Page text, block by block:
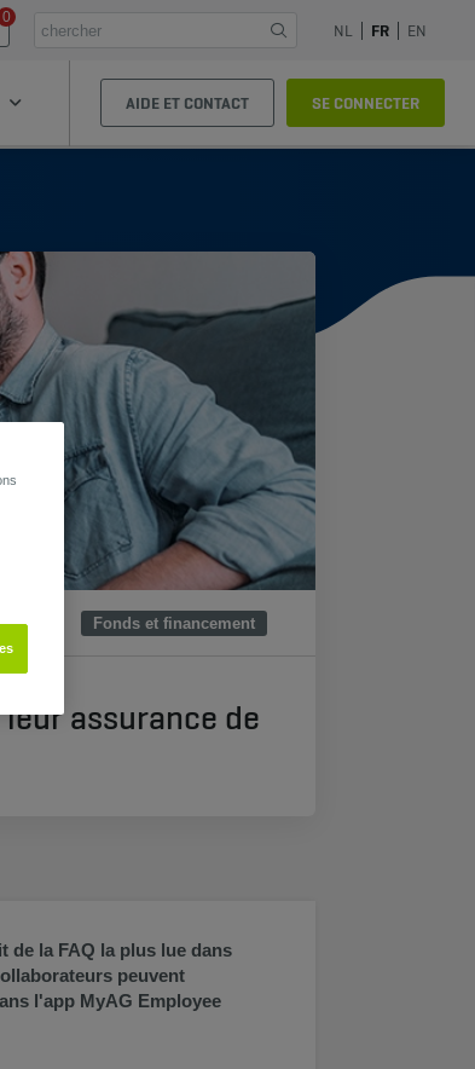
0
NL FR EN
AIDE ET CONTACT SE CONNECTER
Fonds et financement
assurance de
de la FAQ la plus lue dans
peuvent
l'app MyAG Employee